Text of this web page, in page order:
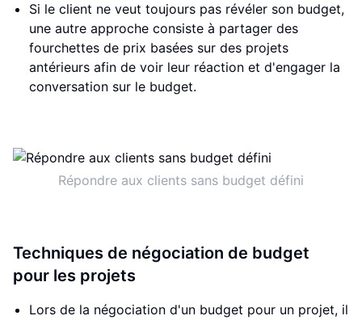
Si le client ne veut toujours pas révéler son budget,
une autre approche consiste à partager des
fourchettes de prix basées sur des projets
antérieurs afin de voir leur réaction et d'engager la
conversation sur le budget.
Répondre aux clients sans budget défini
Techniques de négociation de budget
pour les projets
Lors de la négociation d'un budget pour un projet, il